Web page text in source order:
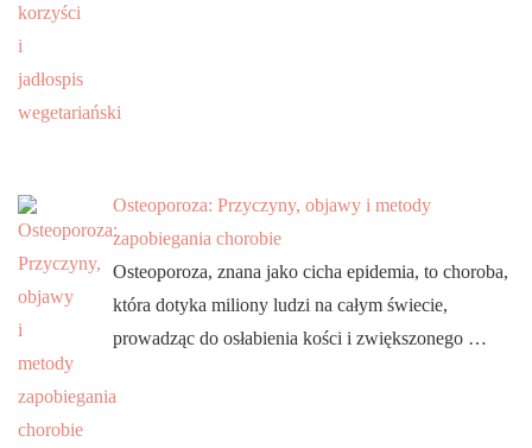
Osteoporoza: Przyczyny, objawy i metody
zapobiegania chorobie
Osteoporoza, znana jako cicha epidemia, to choroba,
która dotyka miliony ludzi na całym świecie,
prowadząc do osłabienia kości i zwiększonego …